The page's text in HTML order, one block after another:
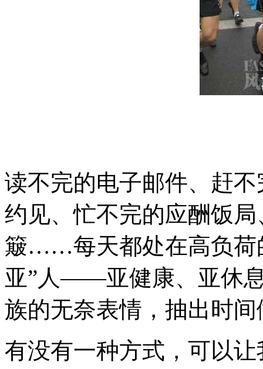
读不完的电子邮件、赶
约见、忙不完的应酬饭
簸……每天都处在高负荷
亚”人——亚健康、亚休
族的无奈表情，抽出时
有没有一种方式，可以